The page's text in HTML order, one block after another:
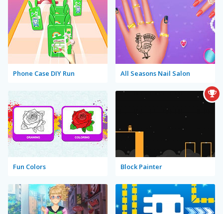
Phone Case DIY Run All Seasons Nail Salon
Fun Colors Block Painter